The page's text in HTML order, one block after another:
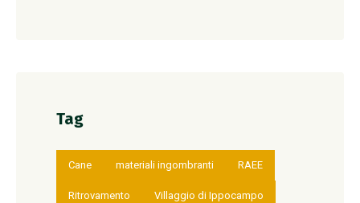
Tag
Cane materiali ingombranti RAEE
Ritrovamento Villaggio di Ippocampo